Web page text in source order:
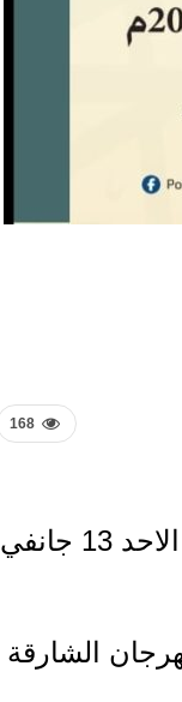
168
تحتضن مدينة الشارقة بالامارات العربية المتحدة بداية من يوم الاحد 13 جانفي
عشرة لمهرجان الشارقة